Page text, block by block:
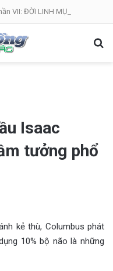
Isaac
tưởng phổ
kẻ thù, Columbus phát
10% bộ não là những